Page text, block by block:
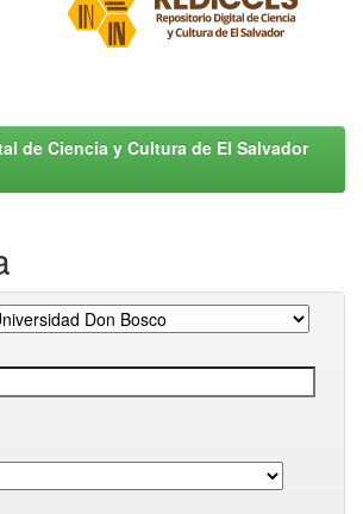
de Ciencia y Cultura de El Salvador